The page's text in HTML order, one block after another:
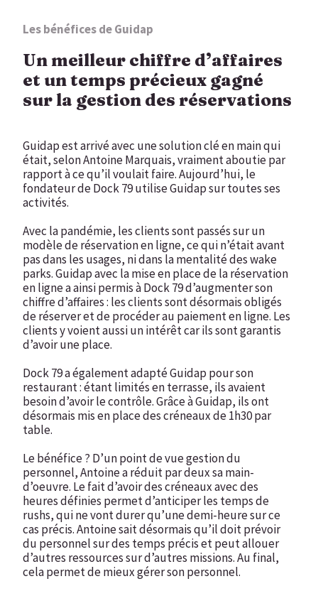
Les bénéfices de Guidap
Un meilleur chiffre d’affaires
et un temps précieux gagné
sur la gestion des réservations
Guidap est arrivé avec une solution clé en main qui
était, selon Antoine Marquais, vraiment aboutie par
rapport à ce qu’il voulait faire. Aujourd’hui, le
fondateur de Dock 79 utilise Guidap sur toutes ses
activités.
Avec la pandémie, les clients sont passés sur un
modèle de réservation en ligne, ce qui n’était avant
pas dans les usages, ni dans la mentalité des wake
parks. Guidap avec la mise en place de la réservation
en ligne a ainsi permis à Dock 79 d’augmenter son
chiffre d’affaires : les clients sont désormais obligés
de réserver et de procéder au paiement en ligne. Les
clients y voient aussi un intérêt car ils sont garantis
d’avoir une place.
Dock 79 a également adapté Guidap pour son
restaurant : étant limités en terrasse, ils avaient
besoin d’avoir le contrôle. Grâce à Guidap, ils ont
désormais mis en place des créneaux de 1h30 par
table.
Le bénéfice ? D’un point de vue gestion du
personnel, Antoine a réduit par deux sa main-
d’oeuvre. Le fait d’avoir des créneaux avec des
heures définies permet d’anticiper les temps de
rushs, qui ne vont durer qu’une demi-heure sur ce
cas précis. Antoine sait désormais qu’il doit prévoir
du personnel sur des temps précis et peut allouer
d’autres ressources sur d’autres missions. Au final,
cela permet de mieux gérer son personnel.